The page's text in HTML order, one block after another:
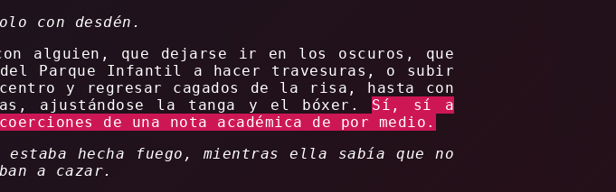
con desdén.
alguien, que dejarse ir en los oscuros, que
Parque Infantil a hacer travesuras, o subir
y regresar cagados de la risa, hasta con
ajustándose la tanga y el bóxer. Sí, sí a
de una nota académica de por medio.
hecha fuego, mientras ella sabía que no
a cazar.